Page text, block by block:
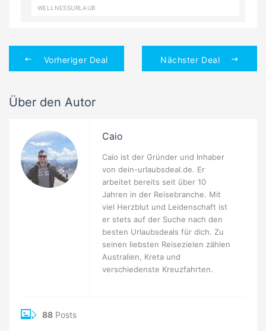
WELLNESSURLAUB
Vorheriger Deal Nächster Deal
Über den Autor
Caio
Caio ist der Gründer und Inhaber
von dein-urlaubsdeal.de. Er
arbeitet bereits seit über 10
Jahren in der Reisebranche. Mit
viel Herzblut und Leidenschaft ist
er stets auf der Suche nach den
besten Urlaubsdeals für dich. Zu
seinen liebsten Reisezielen zählen
Australien, Kreta und
verschiedenste Kreuzfahrten.
88 Posts